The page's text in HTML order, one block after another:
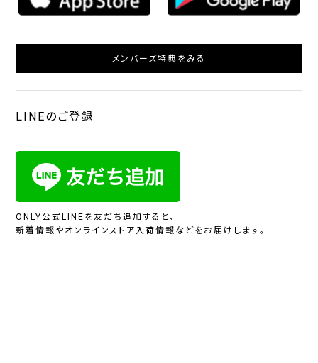
メンバーズ特典をみる
LINEのご登録
ONLY公式LINEを友だち追加すると、
新着情報やオンラインストア入荷情報などをお届けします。